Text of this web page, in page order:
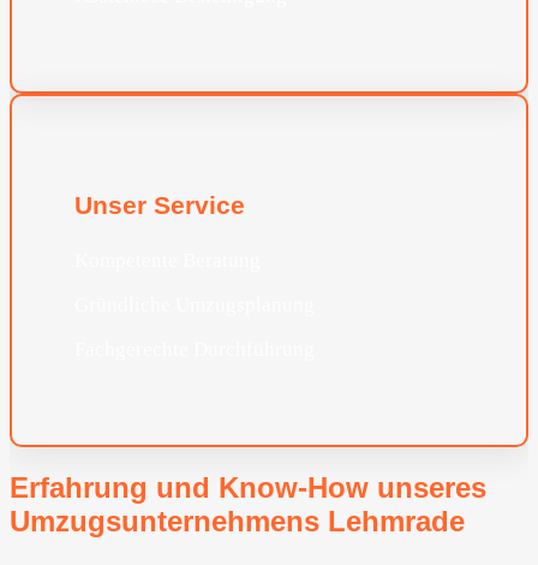
Unser Service
Erfahrung und Know-How unseres
Umzugsunternehmens Lehmrade